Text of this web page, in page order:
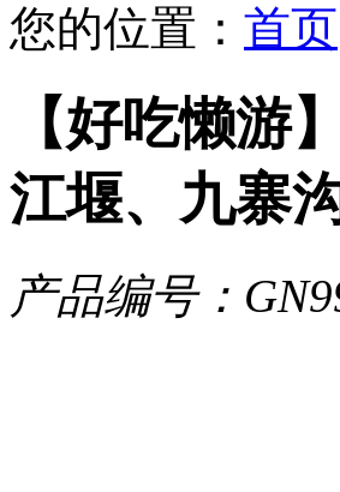
您的位置： 首页
【好吃懒游
江堰、九寨
产品编号：